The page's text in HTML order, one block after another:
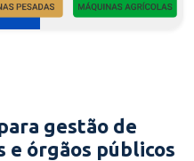
gestão de
órgãos públicos